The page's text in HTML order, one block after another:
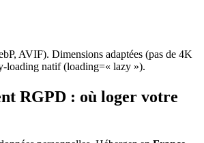
AVIF). Dimensions adaptées (pas de 4K
loading natif (loading=« lazy »).
RGPD : où loger votre